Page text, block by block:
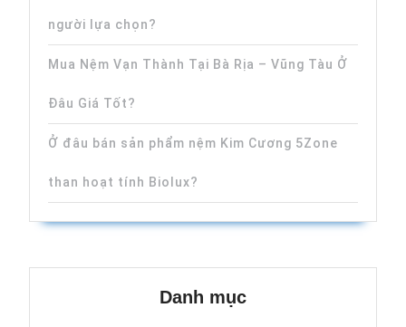
người lựa chọn?
Mua Nệm Vạn Thành Tại Bà Rịa – Vũng Tàu Ở
Đâu Giá Tốt?
Ở đâu bán sản phẩm nệm Kim Cương 5Zone
than hoạt tính Biolux?
Danh mục